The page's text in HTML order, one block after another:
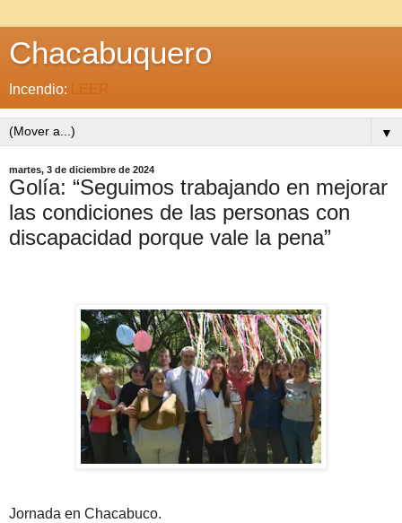
Chacabuquero
Incendio: LEER
▼
martes, 3 de diciembre de 2024
Golía: “Seguimos trabajando en mejorar
las condiciones de las personas con
discapacidad porque vale la pena”
Jornada en Chacabuco.